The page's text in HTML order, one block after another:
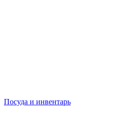
Посуда и инвентарь